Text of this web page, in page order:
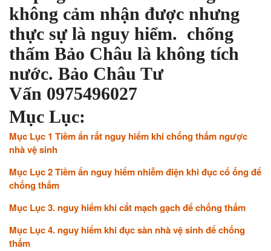
không cảm nhận được nhưng
thực sự là nguy hiểm. chống
thấm Bảo Châu là không tích
nước. Bảo Châu Tư
Vấn 0975496027
Mục Lục:
Mục Lục 1 Tiềm ẩn rất nguy hiểm khi chống thấm ngược
nhà vệ sinh
Mục Lục 2 Tiềm ẩn nguy hiểm nhiễm điện khi đục cổ ống để
chống thấm
Mục Lục 3. nguy hiểm khi cắt mạch gạch để chống thấm
Mục Lục 4. nguy hiểm khi đục sàn nhà vệ sinh để chống
thấm